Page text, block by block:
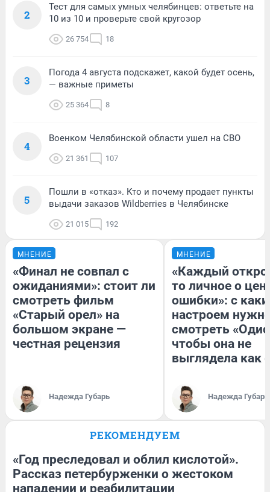
2
Тест для самых умных челябинцев: ответьте на
10 из 10 и проверьте свой кругозор
26 754 18
3
Погода 4 августа подскажет, какой будет осень,
— важные приметы
25 364 8
4
Военком Челябинской области ушел на СВО
21 361 107
5
Пошли в «отказ». Кто и почему продает пункты
выдачи заказов Wildberries в Челябинске
21 015 192
МНЕНИЕ
«Финал не совпал с
ожиданиями»: стоит ли
смотреть фильм
«Старый орел» на
большом экране —
честная рецензия
Надежда Губарь
МНЕНИЕ
«Каждый
то личное о
ошибки»: с
настроем
смотреть
чтобы она не
выглядела как
Надежда Губарь
РЕКОМЕНДУЕМ
«Год преследовал и облил кислотой».
Рассказ петербурженки о жестоком
нападении и реабилитации